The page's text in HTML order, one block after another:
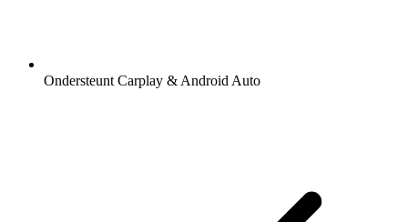
Ondersteunt Carplay & Android Auto